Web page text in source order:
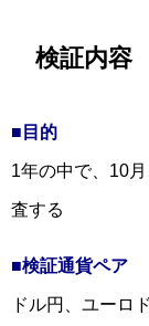
検証内容
■目的
1年の中で、10
査する
■検証通貨ペア
ドル円、ユーロ